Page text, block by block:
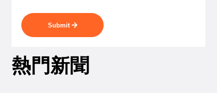
Submit
熱門新聞